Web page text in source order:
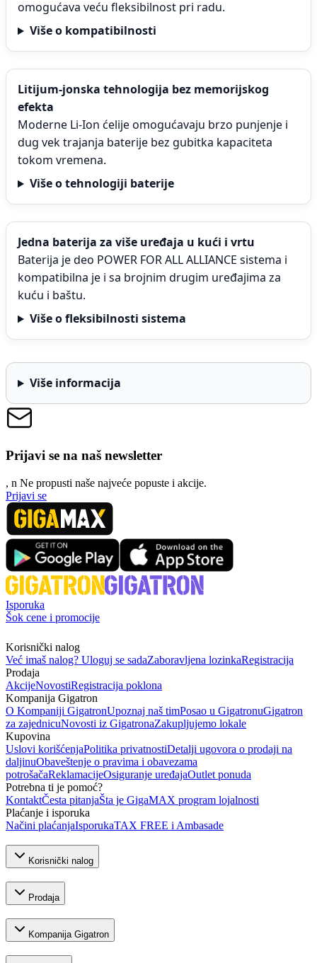
omogućava veću fleksibilnost pri radu.
Više o kompatibilnosti
Litijum-jonska tehnologija bez memorijskog
efekta
Moderne Li-Ion ćelije omogućavaju brzo punjenje i
dug vek trajanja baterije bez gubitka kapaciteta
tokom vremena.
Više o tehnologiji baterije
Jedna baterija za više uređaja u kući i vrtu
Baterija je deo POWER FOR ALL ALLIANCE sistema i
kompatibilna je i sa brojnim drugim uređajima za
kuću i baštu.
Više o fleksibilnosti sistema
Više informacija
Prijavi se na naš newsletter
, n Ne propusti naše najveće popuste i akcije.
Prijavi se
Isporuka
Šok cene i promocije
Korisnički nalog
Već imaš nalog? Uloguj se sadaZaboravljena lozinkaRegistracija
Prodaja
AkcijeNovostiRegistracija poklona
Kompanija Gigatron
O Kompaniji GigatronUpoznaj naš timPosao u GigatronuGigatron
za zajednicuNovosti iz GigatronaZakupljujemo lokale
Kupovina
Uslovi korišćenjaPolitika privatnostiDetalji ugovora o prodaji na
daljinuObaveštenje o pravima i obavezama
potrošačaReklamacijeOsiguranje uređajaOutlet ponuda
Potrebna ti je pomoć?
KontaktČesta pitanjaŠta je GigaMAX program lojalnosti
Plaćanje i isporuka
Načini plaćanjaIsporukaTAX FREE i Ambasade
Korisnički nalog
Prodaja
Kompanija Gigatron